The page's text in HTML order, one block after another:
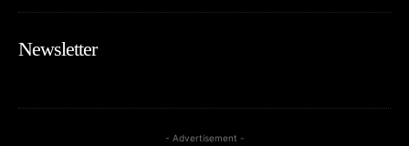
Newsletter
- Advertisement -